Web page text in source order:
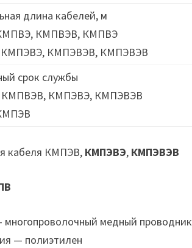
длина кабелей, м
КМПВЭВ, КМПВЭ
КМПЭВЭВ, КМПЭВЭВ
срок службы
КМПЭВЭ, КМПЭВЭВ
кабеля КМПЭВ, КМПЭВЭ, КМПЭВЭВ
медный проводник
— полиэтилен